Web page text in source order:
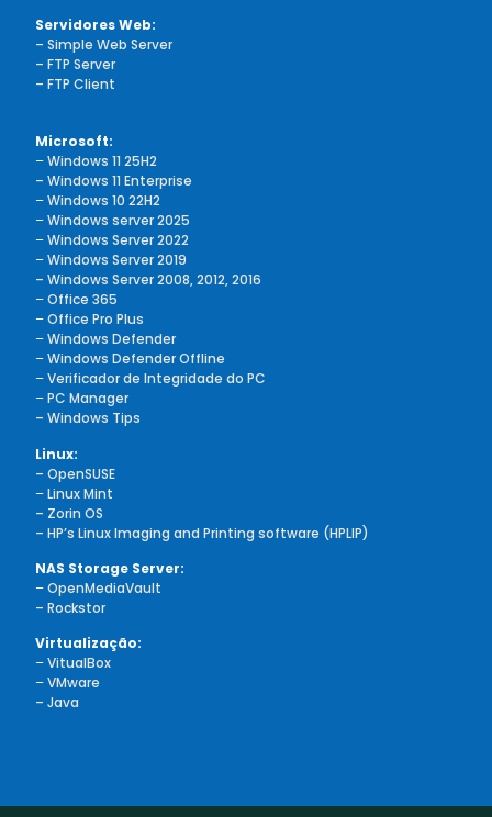
Servidores Web:
– Simple Web Server
– FTP Server
– FTP Client
Microsoft:
–Windows 11 25H2
– Windows 11 Enterprise
–Windows 10 22H2
–Windows server 2025
–Windows Server 2022
–Windows Server 2019
– Windows Server 2008, 2012, 2016
–Office 365
–Office Pro Plus
–Windows Defender
–Windows Defender Offline
–Verificador de Integridade do PC
–PC Manager
– Windows Tips
Linux:
– OpenSUSE
–Linux Mint
– Zorin OS
– HP’s Linux Imaging and Printing software (HPLIP)
NAS Storage Server:
–OpenMediaVault
– Rockstor
Virtualização:
–VitualBox
–VMware
– Java